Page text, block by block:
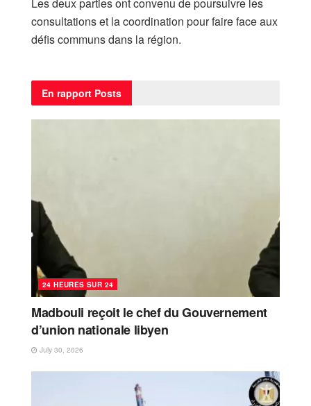
consultations et la coordination pour faire face aux
défis communs dans la région.
En rapport Posts
24 HEURES SUR 24
Madbouli reçoit le chef du Gouvernement
d’union nationale libyen
July 30, 2026